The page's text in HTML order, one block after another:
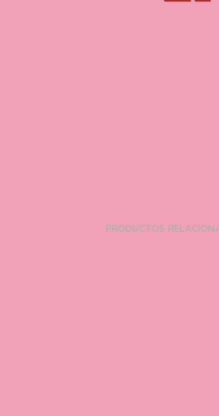
PRODUCTOS